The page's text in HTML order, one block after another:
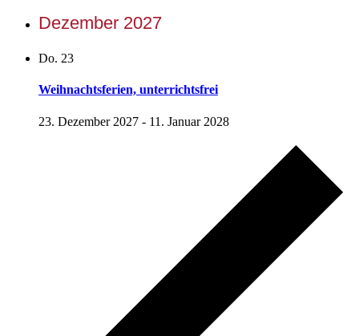
Dezember 2027
Do. 23
Weihnachtsferien, unterrichtsfrei
23. Dezember 2027 - 11. Januar 2028